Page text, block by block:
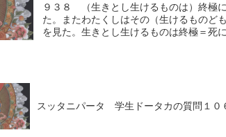
９３８ （生きとし生けるものは）終極
た。またわたくしはその（生けるものど
を見た。生きとし生けるものは終極＝死
スッタニパータ 学生ドータカの質問１０